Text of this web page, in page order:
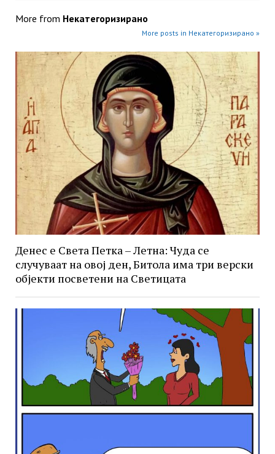
More from Некатегоризирано
More posts in Некатегоризирано »
Денес е Света Петка – Летна: Чуда се
случуваат на овој ден, Битола има три верски
објекти посветени на Светицата